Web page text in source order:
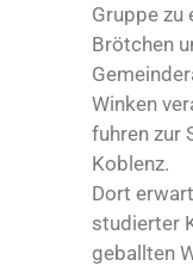
Gruppe zu
Brötchen
Winken
fuhren zur
Koblenz.
Dort
studierter
geballten